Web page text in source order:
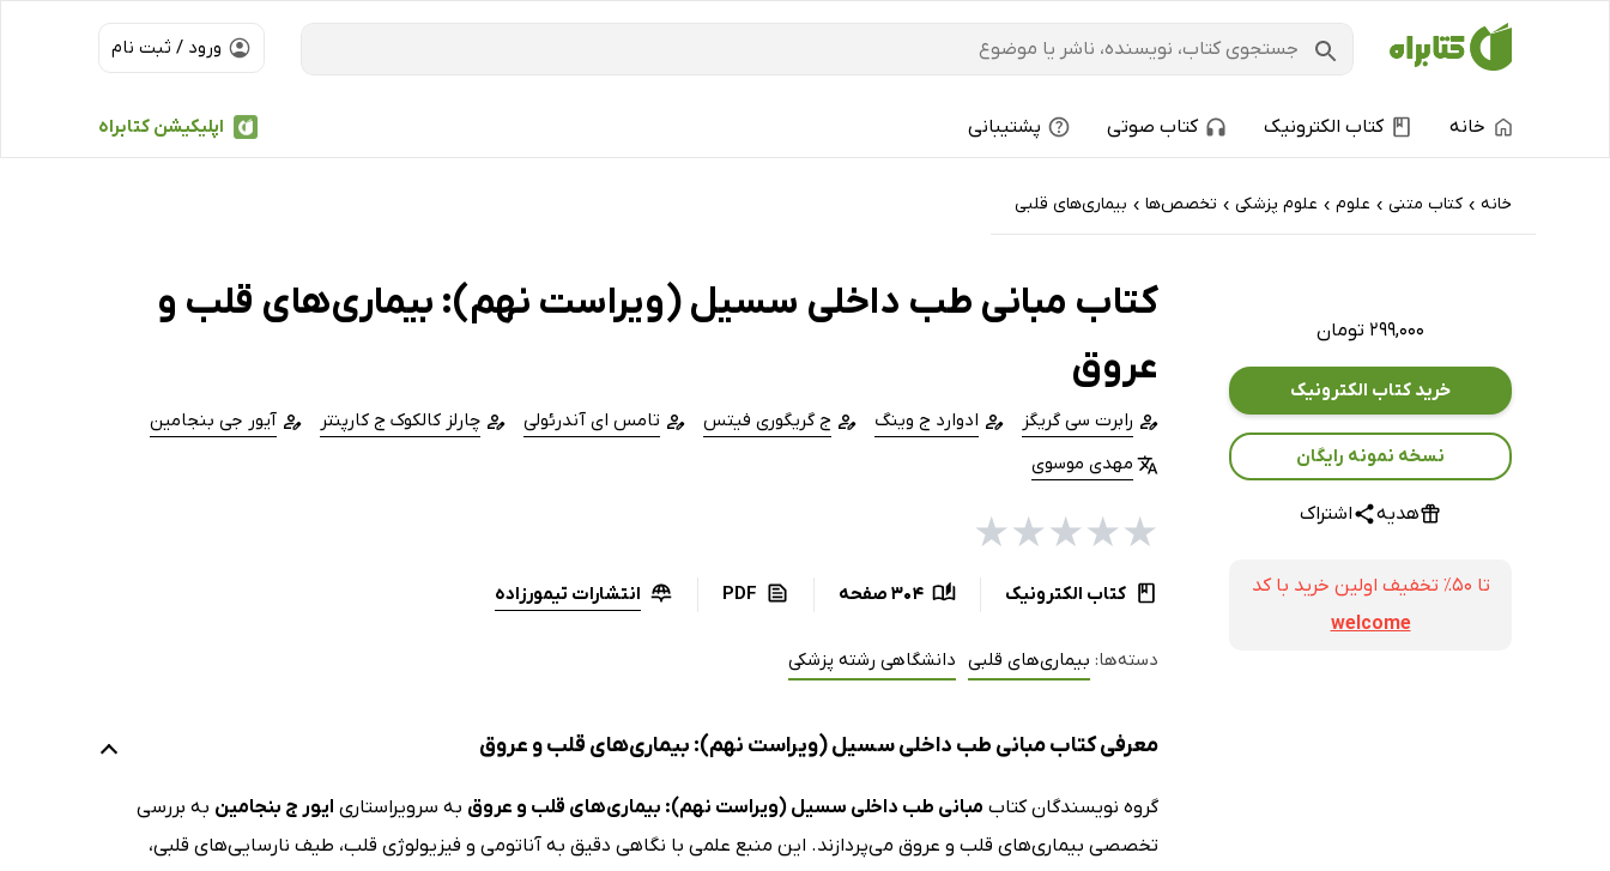
ورود / ثبت نام
اپلیکیشن کتابراه خانه کتاب الکترونیک کتاب صوتی پشتیبانی
خانه › کتاب‌ متنی › علوم › علوم پزشکی › تخصص‌ها › بیماری‌های قلبی
۲۹۹,۰۰۰ تومان
خرید کتاب الکترونیک
نسخه نمونه رایگان
هدیه اشتراک
تا ۵۰٪ تخفیف اولین خرید با کد
welcome
کتاب مبانی طب داخلی سسیل (ویراست نهم): بیماری‌های قلب و
عروق
رابرت سی گریگز ادوارد ج وینگ ج گریگوری فیتس تامس ای آندرئولی چارلز کالکوک ج کارپنتر
آیور جی بنجامین
مهدی موسوی
★
★
★
★
★
کتاب الکترونیک 304 صفحه PDF انتشارات تیمورزاده
دسته‌ها: بیماری‌های قلبی دانشگاهی رشته پزشکی
معرفی کتاب مبانی طب داخلی سسیل (ویراست نهم): بیماری‌های قلب و عروق
گروه نویسندگان کتاب مبانی طب داخلی سسیل (ویراست نهم): بیماری‌های قلب و عروق به سرویراستاری ایور ج بنجامین به بررسی
تخصصی بیماری‌های قلب و عروق می‌پردازند. این منبع علمی با نگاهی دقیق به آناتومی و فیزیولوژی قلب، طیف نارسایی‌های قلبی،